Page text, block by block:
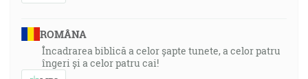
ROMÂNA
Încadrarea biblică a celor șapte tunete, a celor patru
îngeri și a celor patru cai!